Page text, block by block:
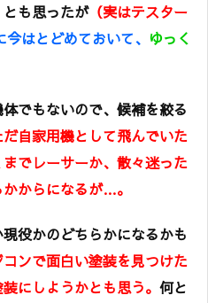
も思ったが（実はテスター
はとどめておいて、 ゆっく
でもないので、候補を絞る
だ自家用機として飛んでいた
でレーサーか、散々迷った
からになるが…。
役かのどちらかになるかも
ンで面白い塗装を見つけた
にしようかとも思う。 何と